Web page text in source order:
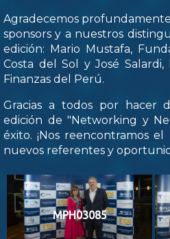
Agradecemos
sponsors y a nuestros
edición: Mario Mustafa,
Costa del Sol y José
Finanzas del Perú.
Gracias a todos por hacer
edición de "Networking y
éxito. ¡Nos reencontramos
nuevos referentes y
MPH03085